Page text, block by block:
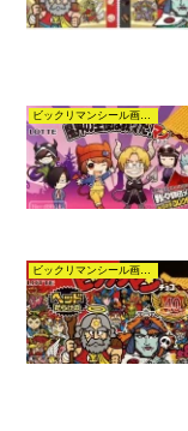
ビックリマンシール画像リスト